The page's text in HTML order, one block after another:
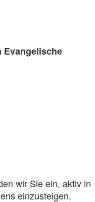
Evangelische
wir Sie ein, aktiv in
einzusteigen,